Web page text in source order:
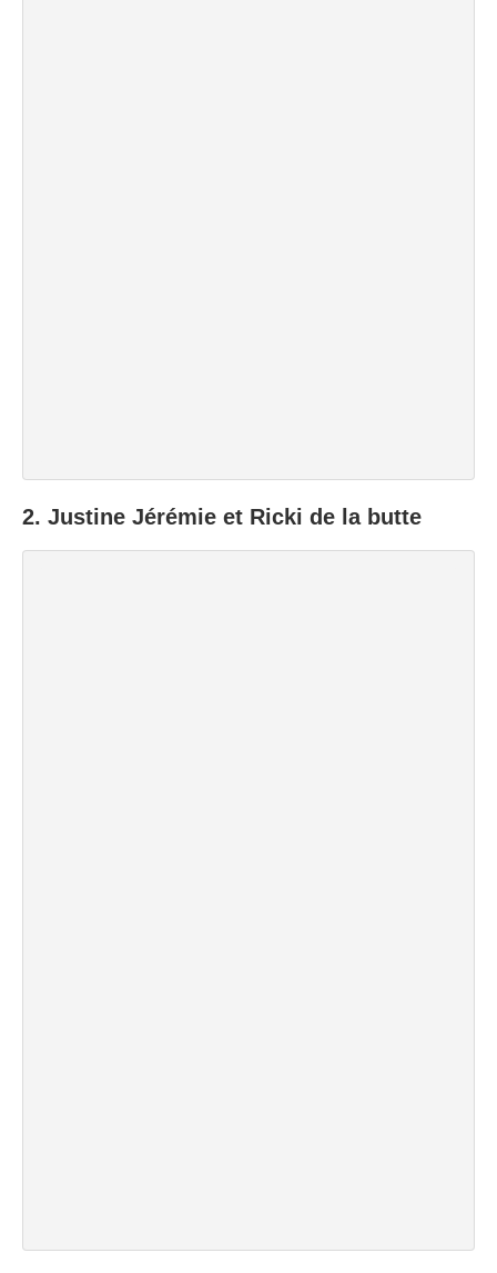
2. Justine Jérémie et Ricki de la butte